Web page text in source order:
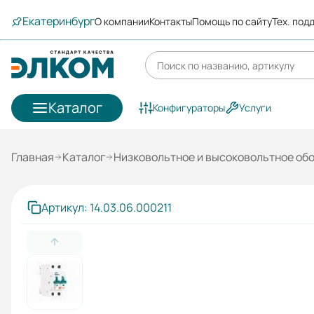
ЕкатеринбургО компанииКонтактыПомощь по сайтуТех.
Каталог Конфигураторы Услуги
Главная Каталог Низковольтное и высоковольтное
Артикул: 14.03.06.000211